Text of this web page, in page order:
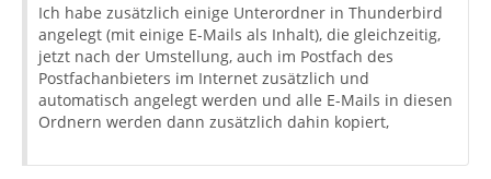
Ich habe zusätzlich einige Unterordner in Thunderbird
angelegt (mit einige E-Mails als Inhalt), die gleichzeitig,
jetzt nach der Umstellung, auch im Postfach des
Postfachanbieters im Internet zusätzlich und
automatisch angelegt werden und alle E-Mails in diesen
Ordnern werden dann zusätzlich dahin kopiert,